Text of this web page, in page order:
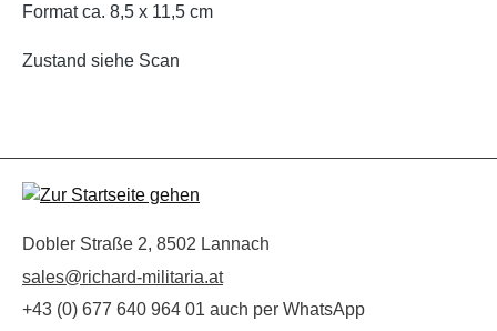
Format ca. 8,5 x 11,5 cm
Zustand siehe Scan
Dobler Straße 2, 8502 Lannach
sales@richard-militaria.at
+43 (0) 677 640 964 01 auch per WhatsApp